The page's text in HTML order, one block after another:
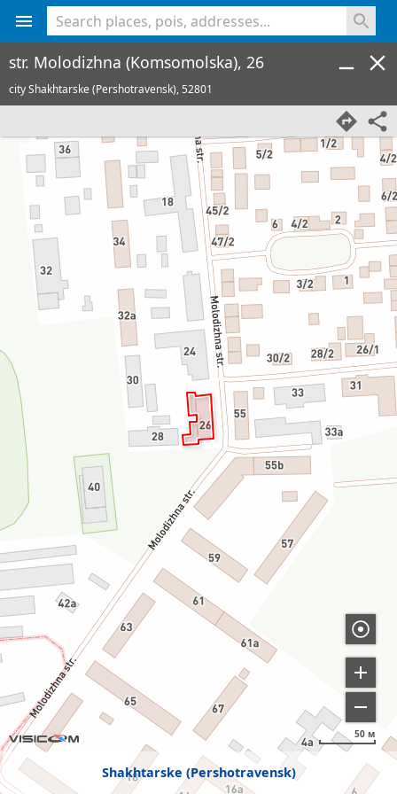
Shakhtarske (Pershotravensk)
50 м
str. Molodizhna (Komsomolska), 26
city Shakhtarske (Pershotravensk),52801
<% console.log(hcard) %>